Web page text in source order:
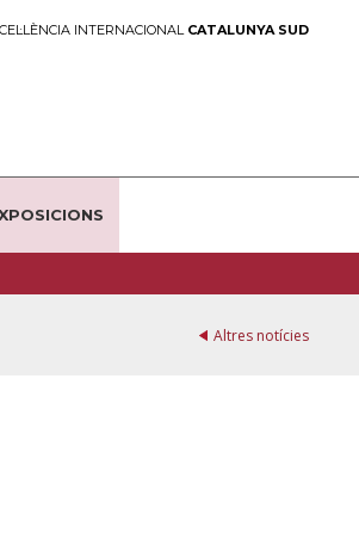
INTERNACIONAL CATALUNYA SUD
Altres notícies